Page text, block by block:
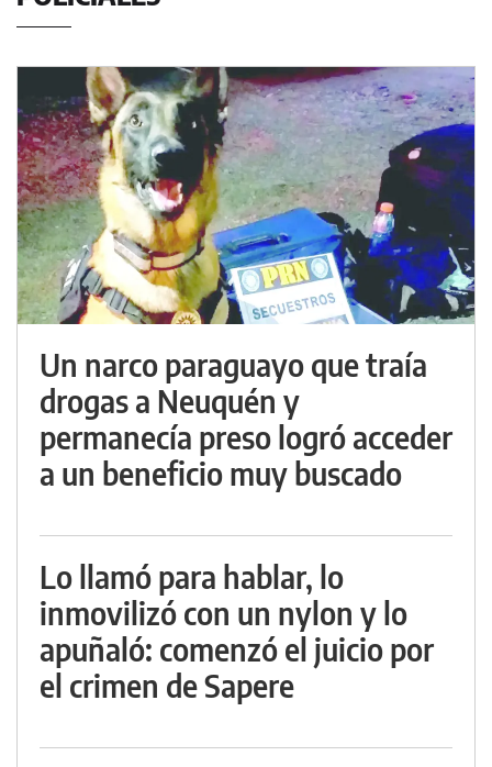
Un narco paraguayo que traía
drogas a Neuquén y
permanecía preso logró acceder
a un beneficio muy buscado
Lo llamó para hablar, lo
inmovilizó con un nylon y lo
apuñaló: comenzó el juicio por
el crimen de Sapere